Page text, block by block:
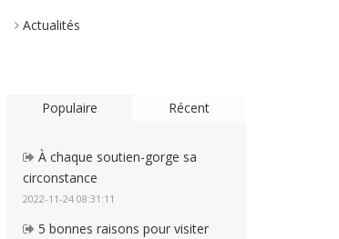
Actualités
Populaire Récent
À chaque soutien-gorge sa
circonstance
2022-11-24 08:31:11
5 bonnes raisons pour visiter